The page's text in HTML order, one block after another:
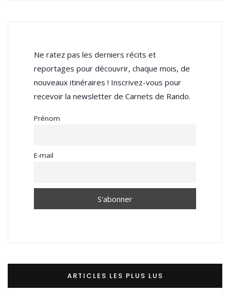
Ne ratez pas les derniers récits et
reportages pour découvrir, chaque mois, de
nouveaux itinéraires ! Inscrivez-vous pour
recevoir la newsletter de Carnets de Rando.
Prénom
E-mail
ARTICLES LES PLUS LUS